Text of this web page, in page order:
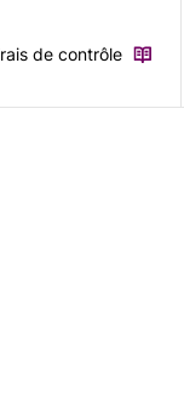
de contrôle